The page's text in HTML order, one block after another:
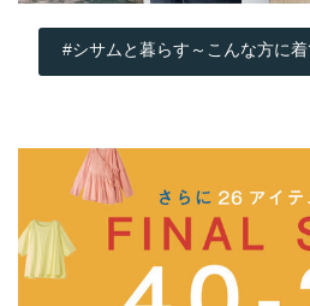
#シサムと暮らす～こんな方に